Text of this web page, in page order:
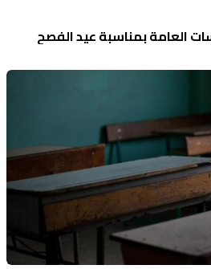
العامة بمناسبة عيد الفصح